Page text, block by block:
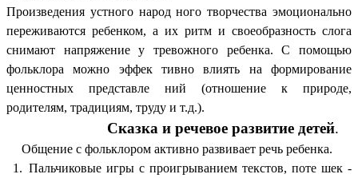
Произведения устного народ ного творчества эмоционально
переживаются ребенком, а их ритм и своеобразность слога
снимают напряжение у тревожного ребенка. С помощью
фольклора можно эффек тивно влиять на формирование
ценностных представле ний (отношение к природе,
родителям, традициям, труду и т.д.).
Сказка и речевое развитие детей.
Общение с фольклором активно развивает речь ребенка.
Пальчиковые игры с проигрыванием текстов, поте шек -